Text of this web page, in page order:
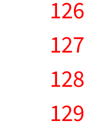
126
127
128
129